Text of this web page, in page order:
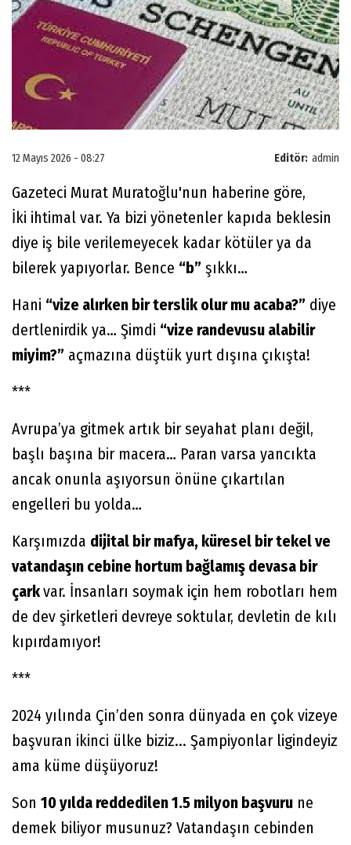
Editör: admin
12 Mayıs 2026 - 08:27
Gazeteci Murat Muratoğlu'nun haberine göre,
İki ihtimal var. Ya bizi yönetenler kapıda beklesin
diye iş bile verilemeyecek kadar kötüler ya da
bilerek yapıyorlar. Bence “b” şıkkı…
Hani “vize alırken bir terslik olur mu acaba?” diye
dertlenirdik ya… Şimdi “vize randevusu alabilir
miyim?” açmazına düştük yurt dışına çıkışta!
***
Avrupa’ya gitmek artık bir seyahat planı değil,
başlı başına bir macera… Paran varsa yancıkta
ancak onunla aşıyorsun önüne çıkartılan
engelleri bu yolda…
Karşımızda dijital bir mafya, küresel bir tekel ve
vatandaşın cebine hortum bağlamış devasa bir
çarkvar. İnsanları soymak için hem robotları hem
de dev şirketleri devreye soktular, devletin de kılı
kıpırdamıyor!
***
2024 yılında Çin’den sonra dünyada en çok vizeye
başvuran ikinci ülke biziz... Şampiyonlar ligindeyiz
ama küme düşüyoruz!
Son 10 yılda reddedilen 1.5 milyon başvuru ne
demek biliyor musunuz? Vatandaşın cebinden